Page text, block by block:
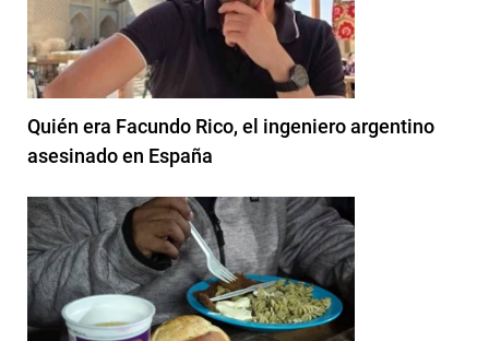
Quién era Facundo Rico, el ingeniero argentino
asesinado en España